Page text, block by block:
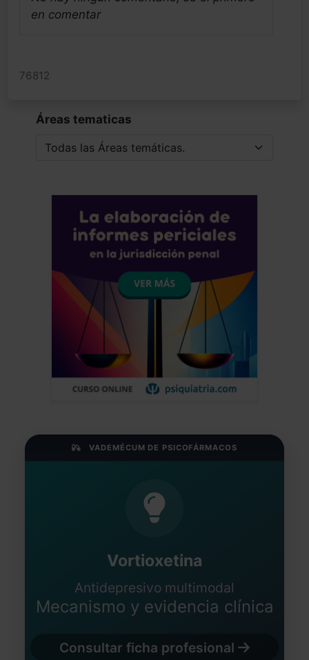
en comentar
76812
Áreas tematicas
VADEMÉCUM DE PSICOFÁRMACOS
Vortioxetina
Antidepresivo multimodal
Mecanismo y evidencia clínica
Consultar ficha profesional